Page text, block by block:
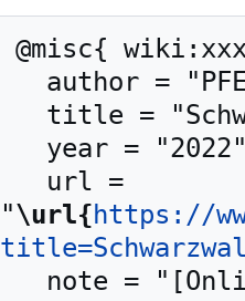
"\url{https://